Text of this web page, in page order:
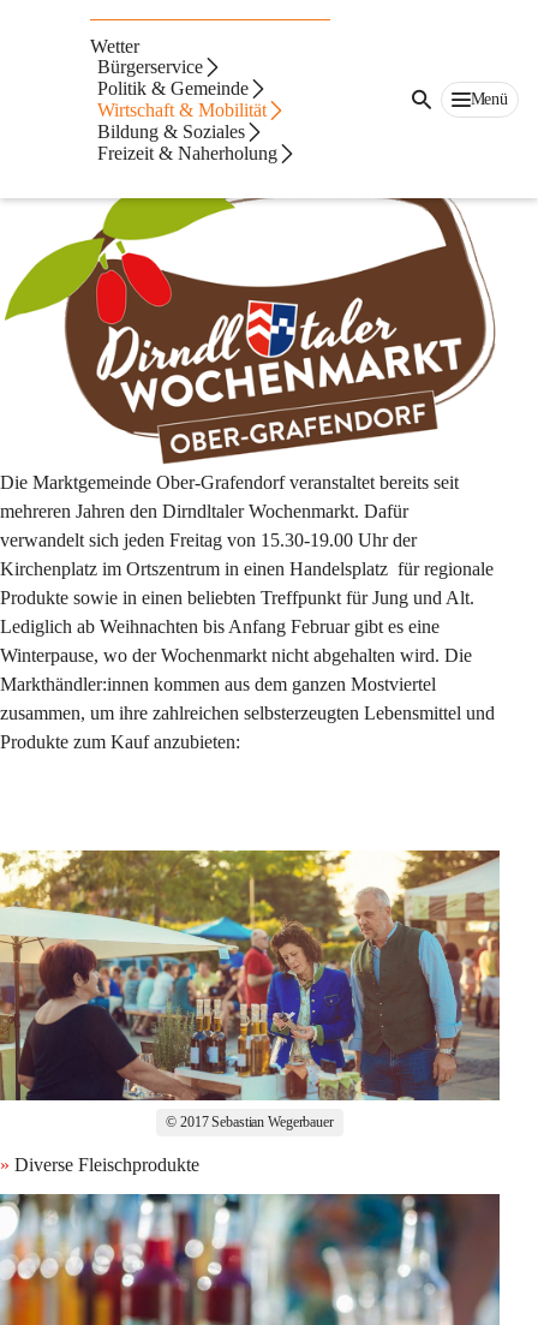
Wetter
Bürgerservice
Politik & Gemeinde
Wirtschaft & Mobilität
Bildung & Soziales
Freizeit & Naherholung
Menü
Dirndltaler
Wochenmarkt
Gustieren und genießen, essen und trinken,
sehen und gesehen werden – genau hier!
Die Marktgemeinde Ober-Grafendorf veranstaltet bereits seit
mehreren Jahren den Dirndltaler Wochenmarkt. Dafür
verwandelt sich jeden Freitag von 15.30-19.00 Uhr der
Kirchenplatz im Ortszentrum in einen Handelsplatz  für regionale
Produkte sowie in einen beliebten Treffpunkt für Jung und Alt.
Lediglich ab Weihnachten bis Anfang Februar gibt es eine
Winterpause, wo der Wochenmarkt nicht abgehalten wird. Die
Markthändler:innen kommen aus dem ganzen Mostviertel
zusammen, um ihre zahlreichen selbsterzeugten Lebensmittel und
Produkte zum Kauf anzubieten:
© 2017 Sebastian Wegerbauer
» Diverse Fleischprodukte